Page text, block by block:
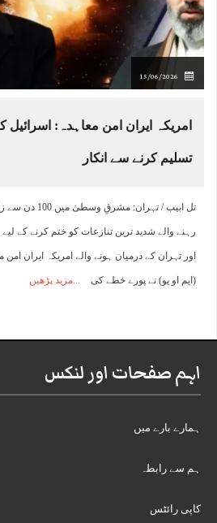
15/06/2026
امریکہ ایران امن معاہدہ: اسرائیل
تسلیم کرنے سے انکار
تل ابیب / تہران: مشرقِ
رہنے والے شدید ترین تنازعات کو ختم کرنے کے
اور تہران کے درمیان ہونے والے امریکہ ایران امن
(ایم او یو) نے پورے خطے کی مزید پڑھیں
اہم صفحات اور لنکس
ہمارے بارے میں
ہم سے رابطہ
کاپی رائٹس